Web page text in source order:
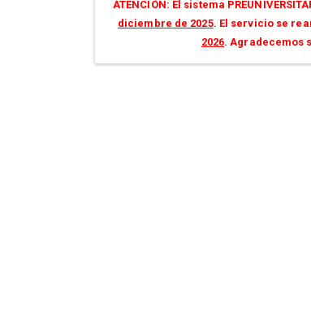
ATENCIÓN: El sistema
diciembre de 2025. El servicio se
2026. Agradecemos